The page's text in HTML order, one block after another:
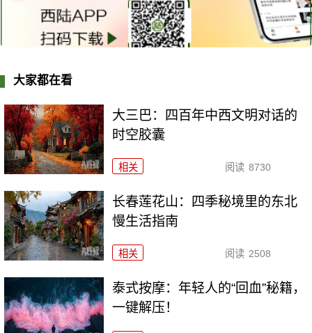
大家都在看
大三巴：四百年中西文明对话的
时空胶囊
相关 阅读 8730
长春莲花山：四季秘境里的东北
慢生活指南
相关 阅读 2508
泰式按摩：年轻人的“回血”秘籍，
一键解压！